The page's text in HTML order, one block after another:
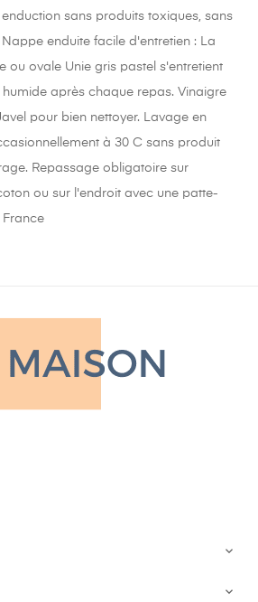
sans produits toxiques, sans
enduite facile d'entretien : La
ou ovale Unie gris pastel s'entretient
après chaque repas. Vinaigre
pour bien nettoyer. Lavage en
à 30 C sans produit
Repassage obligatoire sur
ou sur l'endroit avec une patte-
France

